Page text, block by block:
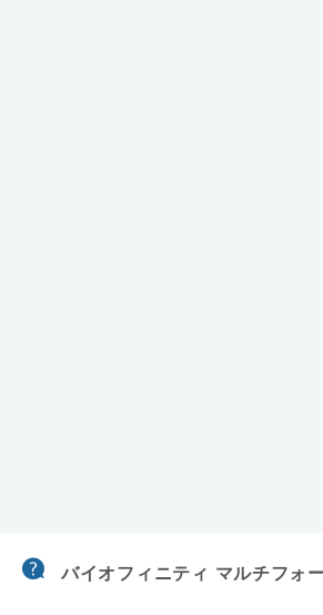
バイオフィニティ マルチフォ